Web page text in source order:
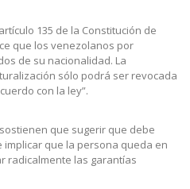
135 de la Constitución de
que los venezolanos por
de su nacionalidad. La
sólo podrá ser revocada
con la ley”.
que sugerir que debe
que la persona queda en
radicalmente las garantías